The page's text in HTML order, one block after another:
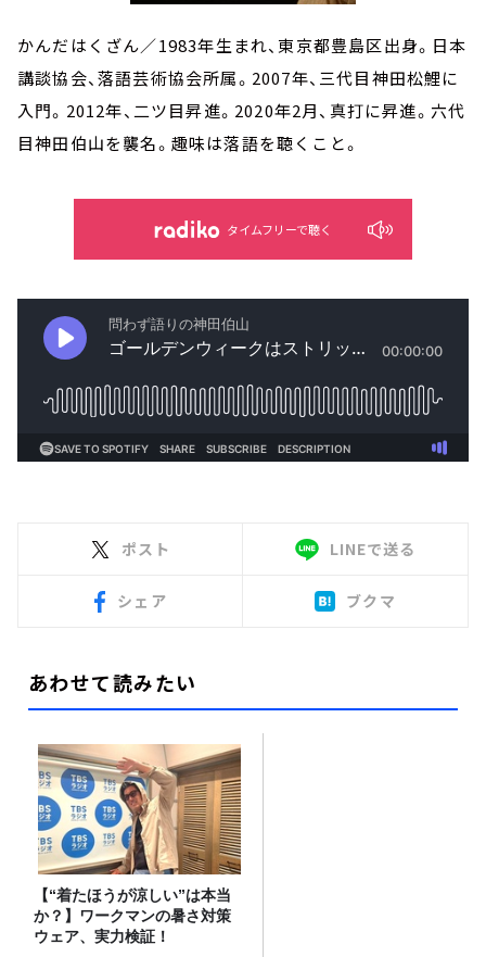
かんだはくざん／1983年生まれ、東京都豊島区出身。日本
講談協会、落語芸術協会所属。2007年、三代目神田松鯉に
入門。2012年、二ツ目昇進。2020年2月、真打に昇進。六代
目神田伯山を襲名。趣味は落語を聴くこと。
タイムフリーで聴く
ポスト LINEで送る
シェア ブクマ
あわせて読みたい
【“着たほうが涼しい”は本当
か？】ワークマンの暑さ対策
ウェア、実力検証！